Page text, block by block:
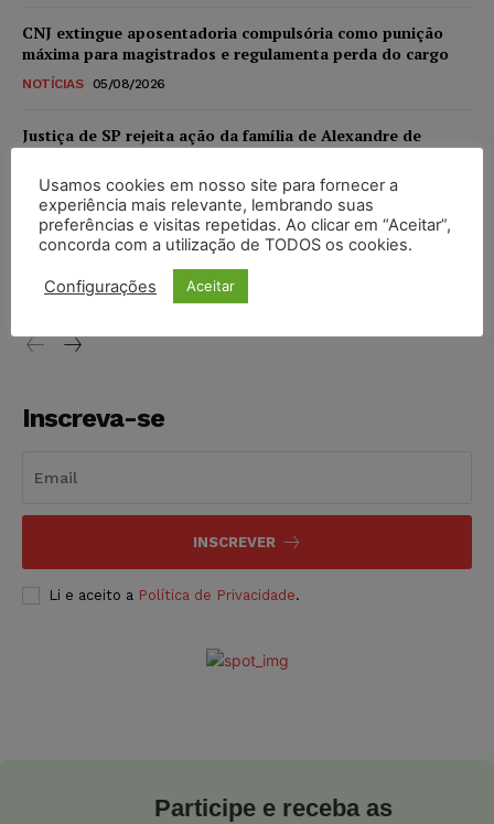
CNJ extingue aposentadoria compulsória como punição
máxima para magistrados e regulamenta perda do cargo
NOTÍCIAS 05/08/2026
Justiça de SP rejeita ação da família de Alexandre de
NOTÍCIAS 05/08/2026
Conselho Nacional de Justiça determina afastamento da
juíza Gabriela Hardt por dois anos
NOTÍCIAS 05/08/2026
Inscreva-se
INSCREVER
Li e aceito a Política de Privacidade.
Participe e receba as
Usamos cookies em nosso site para fornecer a
experiência mais relevante, lembrando suas
preferências e visitas repetidas. Ao clicar em “Aceitar”,
concorda com a utilização de TODOS os cookies.
Configurações Aceitar